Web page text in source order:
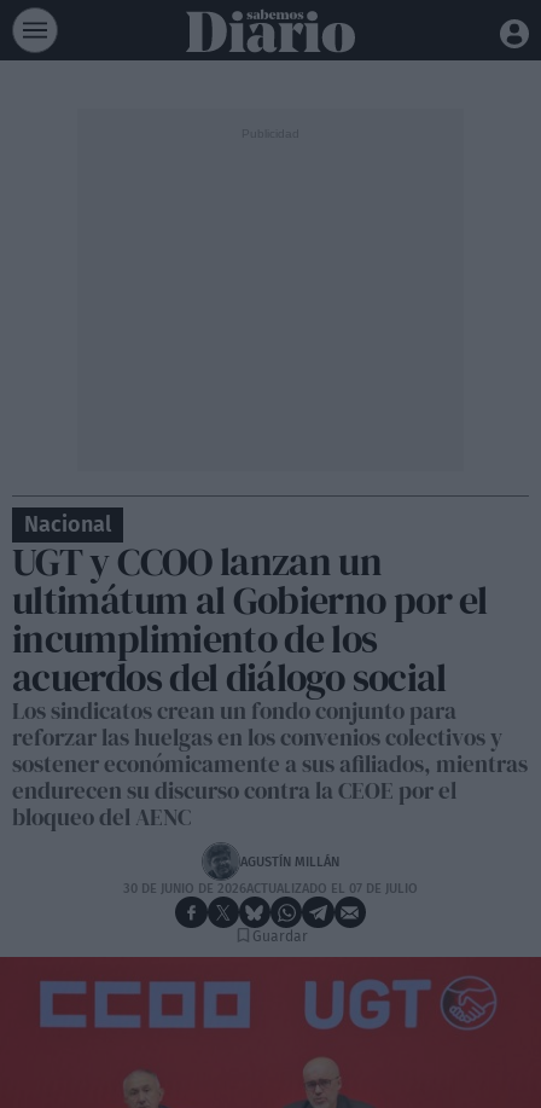
Nacional
UGT y CCOO lanzan un
ultimátum al Gobierno por el
incumplimiento de los
acuerdos del diálogo social
Los sindicatos crean un fondo conjunto para
reforzar las huelgas en los convenios colectivos y
sostener económicamente a sus afiliados, mientras
endurecen su discurso contra la CEOE por el
bloqueo del AENC
AGUSTÍN MILLÁN
30 DE JUNIO DE 2026ACTUALIZADO EL 07 DE JULIO
Guardar